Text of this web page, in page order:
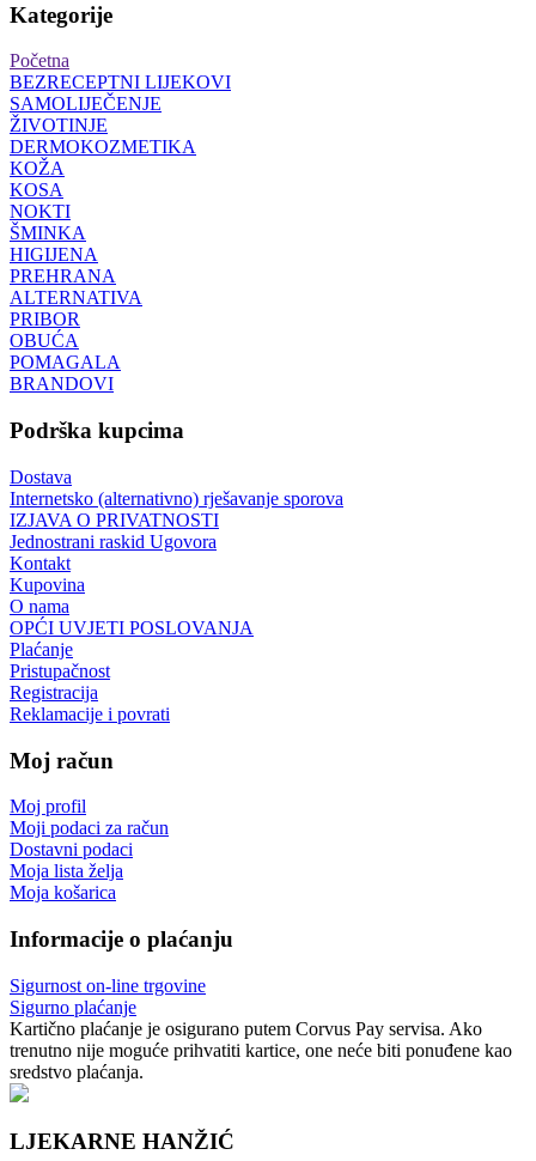
Kategorije
Početna
BEZRECEPTNI LIJEKOVI
SAMOLIJEČENJE
ŽIVOTINJE
DERMOKOZMETIKA
KOŽA
KOSA
NOKTI
ŠMINKA
HIGIJENA
PREHRANA
ALTERNATIVA
PRIBOR
OBUĆA
POMAGALA
BRANDOVI
Podrška kupcima
Dostava
Internetsko (alternativno) rješavanje sporova
IZJAVA O PRIVATNOSTI
Jednostrani raskid Ugovora
Kontakt
Kupovina
O nama
OPĆI UVJETI POSLOVANJA
Plaćanje
Pristupačnost
Registracija
Reklamacije i povrati
Moj račun
Moj profil
Moji podaci za račun
Dostavni podaci
Moja lista želja
Moja košarica
Informacije o plaćanju
Sigurnost on-line trgovine
Sigurno plaćanje
Kartično plaćanje je osigurano putem Corvus Pay servisa. Ako
trenutno nije moguće prihvatiti kartice, one neće biti ponuđene kao
sredstvo plaćanja.
LJEKARNE HANŽIĆ